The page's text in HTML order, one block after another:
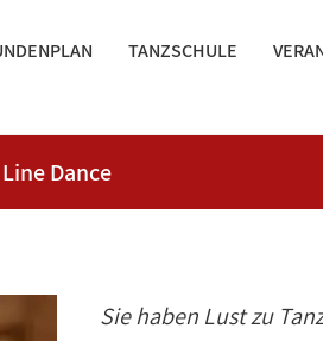
TANZSCHULE
Line Dance
Sie haben Lust zu